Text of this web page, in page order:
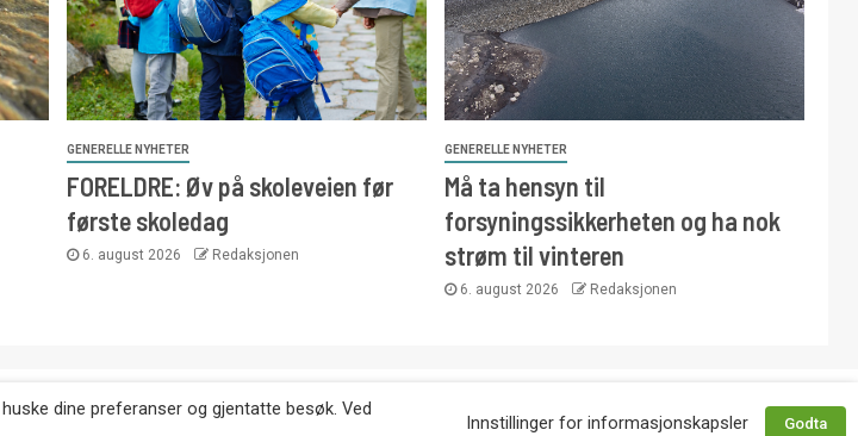
GENERELLE NYHETER
FORELDRE: Øv på skoleveien før
første skoledag
6. august 2026 Redaksjonen
GENERELLE NYHETER
Må ta hensyn til
forsyningssikkerheten og ha nok
strøm til vinteren
6. august 2026 Redaksjonen
og annonser er ikke tillatt uten etter avtale med utgiver. Tlf. 92 63 86 82.
dine preferanser og gjentatte besøk. Ved
Innstillinger for informasjonskapsler Godta